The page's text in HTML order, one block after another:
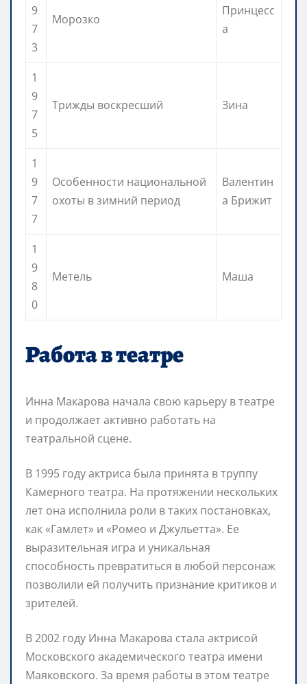
9
7
3
Морозко
Принцесс
а
1
9
7
5
Трижды воскресший Зина
1
9
7
7
Особенности национальной
охоты в зимний период
Валентин
а Брижит
1
9
8
0
Метель Маша
Работа в театре
Инна Макарова начала свою карьеру в театре
и продолжает активно работать на
театральной сцене.
В 1995 году актриса была принята в труппу
Камерного театра. На протяжении нескольких
лет она исполнила роли в таких постановках,
как «Гамлет» и «Ромео и Джульетта». Ее
выразительная игра и уникальная
способность превратиться в любой персонаж
позволили ей получить признание критиков и
зрителей.
В 2002 году Инна Макарова стала актрисой
Московского академического театра имени
Маяковского. За время работы в этом театре